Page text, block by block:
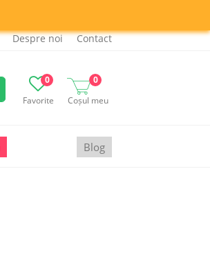
Despre noi Contact
Favorite
0
Coșul meu
0
Blog